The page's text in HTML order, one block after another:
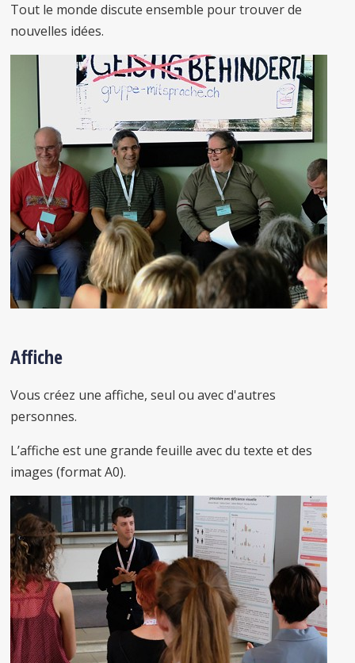
Tout le monde discute ensemble pour trouver de
nouvelles idées.
Affiche
Vous créez une affiche, seul ou avec d'autres
personnes.
L’affiche est une grande feuille avec du texte et des
images (format A0).